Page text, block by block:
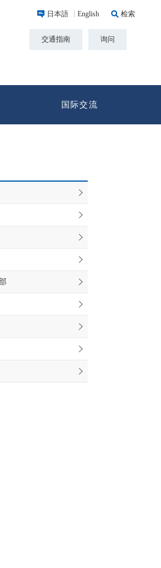
日本語 English 检索
交通指南 询问
国际交流